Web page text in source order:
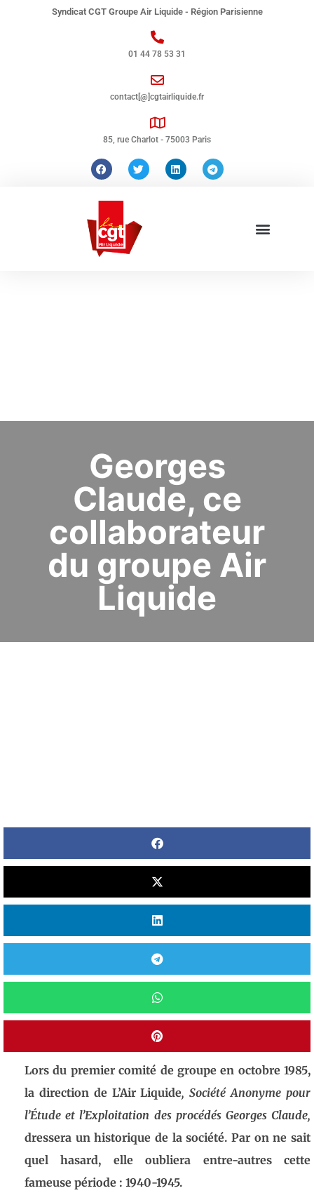
Syndicat CGT Groupe Air Liquide - Région Parisienne
01 44 78 53 31
contact[@]cgtairliquide.fr
85, rue Charlot - 75003 Paris
Georges
Claude, ce
collaborateur
du groupe Air
Liquide
Lors du premier comité de groupe en octobre 1985,
la direction de L’Air Liquide, Société Anonyme pour
l’Étude et l’Exploitation des procédés Georges Claude,
dressera un historique de la société. Par on ne sait
quel hasard, elle oubliera entre-autres cette
fameuse période : 1940-1945.